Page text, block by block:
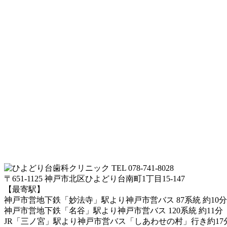
TEL 078-741-8028
〒651-1125 神戸市北区ひよどり台南町1丁目15-147
【最寄駅】
神戸市営地下鉄「妙法寺」駅より神戸市営バス 87系統 約10分
神戸市営地下鉄「名谷」駅より神戸市営バス 120系統 約11分
JR「三ノ宮」駅より神戸市営バス「しあわせの村」行き約17